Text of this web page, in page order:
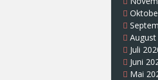
Juli
Juni
Mai